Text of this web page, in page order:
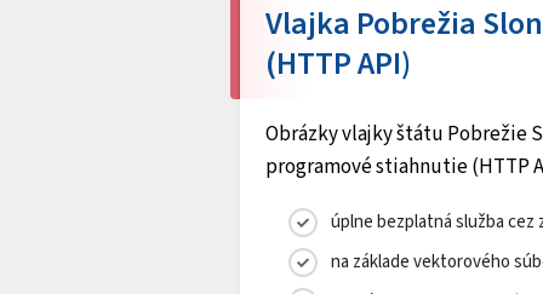
Vlajka Pobrežia
(HTTP API)
Obrázky vlajky štátu Pobrežie
programové stiahnutie (HTTP
úplne bezplatná služba
na základe vektorového